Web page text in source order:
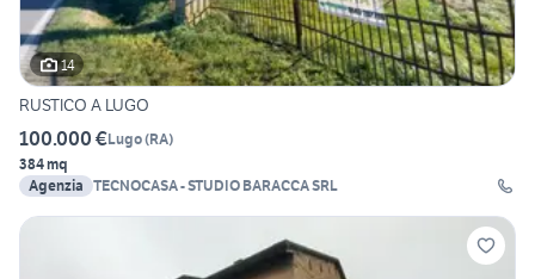
14
RUSTICO A LUGO
100.000 €Lugo(RA)
384 mq
Agenzia TECNOCASA - STUDIO BARACCA SRL